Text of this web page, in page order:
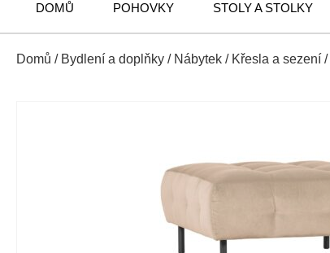
DOMŮ POHOVKY STOLY A STOLKY
Domů / Bydlení a doplňky / Nábytek / Křesla a sezení /